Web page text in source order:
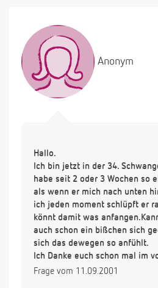
Anonym
Hallo.
Ich bin jetzt in der 34.
habe seit 2 oder 3 Wochen so
als wenn er mich nach unten
ich jeden moment schlüpft er
könnt damit was
auch schon ein bißchen sich
sich das dewegen so anfühlt.
Ich Danke euch schon mal im
Frage vom 11.09.2001